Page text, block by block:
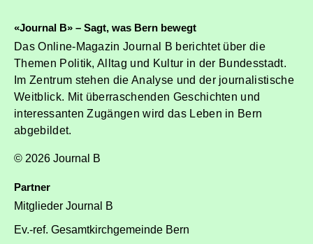
«Journal B» – Sagt, was Bern bewegt
Das Online-Magazin Journal B berichtet über die
Themen Politik, Alltag und Kultur in der Bundesstadt.
Im Zentrum stehen die Analyse und der journalistische
Weitblick. Mit überraschenden Geschichten und
interessanten Zugängen wird das Leben in Bern
abgebildet.
© 2026 Journal B
Partner
Mitglieder Journal B
Ev.-ref. Gesamtkirchgemeinde Bern